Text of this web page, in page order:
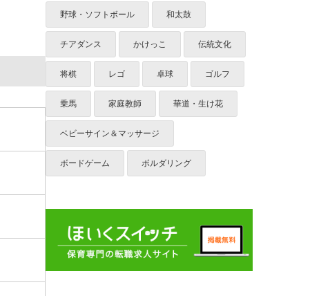
野球・ソフトボール 和太鼓
チアダンス かけっこ 伝統文化
将棋 レゴ 卓球 ゴルフ
乗馬 家庭教師 華道・生け花
ベビーサイン＆マッサージ
ボードゲーム ボルダリング